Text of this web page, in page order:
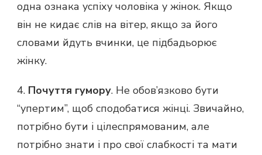
одна ознака успіху чоловіка у жінок. Якщо
він не кидає слів на вітер, якщо за його
словами йдуть вчинки, це підбадьорює
жінку.
4. Почуття гумору. Не обов’язково бути
“упертим”, щоб сподобатися жінці. Звичайно,
потрібно бути і цілеспрямованим, але
потрібно знати і про свої слабкості та мати